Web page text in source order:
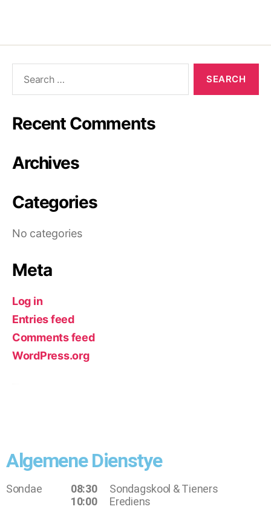
Recent Comments
Archives
Categories
No categories
Meta
Log in
Entries feed
Comments feed
WordPress.org
Algemene Dienstye
Sondae
08:30
10:00
Sondagskool & Tieners
Erediens